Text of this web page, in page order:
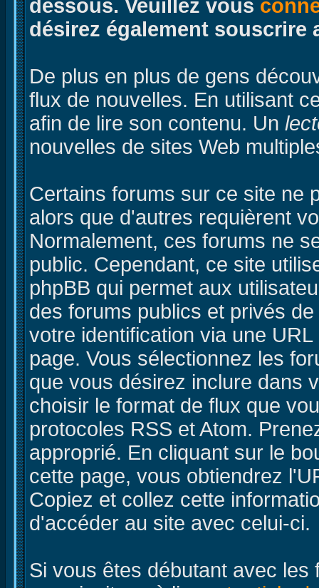
dessous. Veuillez vous
désirez également souscrire
De plus en plus de gens
flux de nouvelles. En utilisant
afin de lire son contenu. Un
nouvelles de sites Web
Certains forums sur ce site ne
alors que d'autres requièrent
Normalement, ces forums ne
public. Cependant, ce site
phpBB qui permet aux
des forums publics et privés
votre identification via une
page. Vous sélectionnez les
que vous désirez inclure dans
choisir le format de flux que
protocoles RSS et Atom.
approprié. En cliquant sur le
cette page, vous obtiendrez
Copiez et collez cette
d'accéder au site avec celui-ci.
Si vous êtes débutant avec